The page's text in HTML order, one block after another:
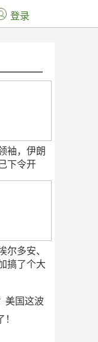
袖，伊朗
下令开
尔多安、
搞了个大
美国这波
登录